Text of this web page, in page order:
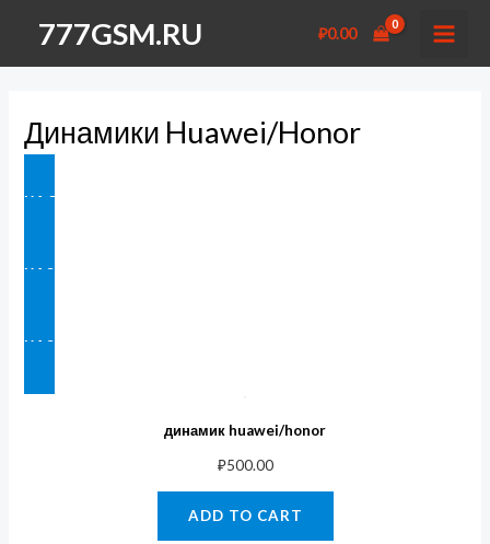
содержимому
777GSM.RU ₽0.00
Динамики Huawei/Honor
НА ГЛАВНУЮ
НАЗАД В ЗАПЧАСТИ
НАЗАД В ДИНАМИКИ
динамик huawei/honor
₽500.00
ADD TO CART